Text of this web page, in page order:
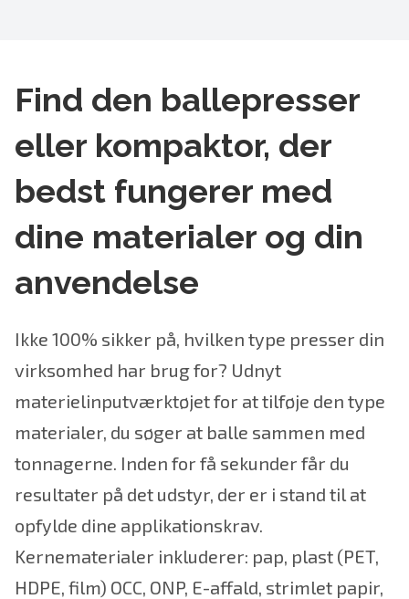
Find den ballepresser
eller kompaktor, der
bedst fungerer med
dine materialer og din
anvendelse
Ikke 100% sikker på, hvilken type presser din
virksomhed har brug for? Udnyt
materielinputværktøjet for at tilføje den type
materialer, du søger at balle sammen med
tonnagerne. Inden for få sekunder får du
resultater på det udstyr, der er i stand til at
opfylde dine applikationskrav.
Kernematerialer inkluderer: pap, plast (PET,
HDPE, film) OCC, ONP, E-affald, strimlet papir,